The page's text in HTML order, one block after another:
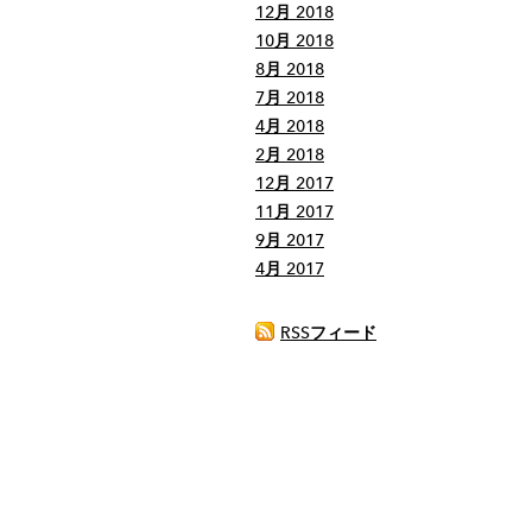
12月 2018
10月 2018
8月 2018
7月 2018
4月 2018
2月 2018
12月 2017
11月 2017
9月 2017
4月 2017
RSSフィード